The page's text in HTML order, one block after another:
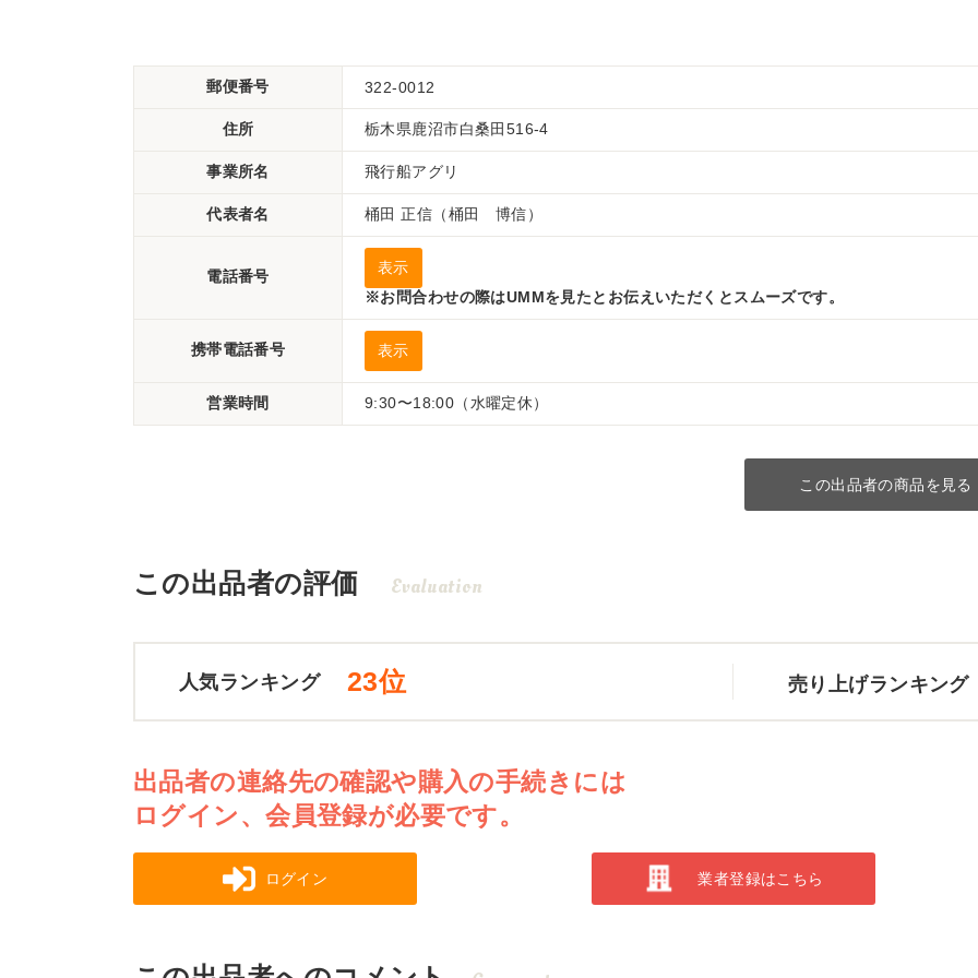
郵便番号 322-0012
住所 栃木県鹿沼市白桑田516-4
事業所名 飛行船アグリ
代表者名 桶田 正信（桶田 博信）
電話番号
表示
※お問合わせの際はUMMを見たとお伝えいただくとスムーズです。
携帯電話番号 表示
営業時間 9:30〜18:00（水曜定休）
この出品者の商品を見る
この出品者の評価 Evaluation
人気ランキング 23位 売り上げランキング
出品者の連絡先の確認や購入の手続きには
ログイン、会員登録が必要です。
ログイン 業者登録はこちら